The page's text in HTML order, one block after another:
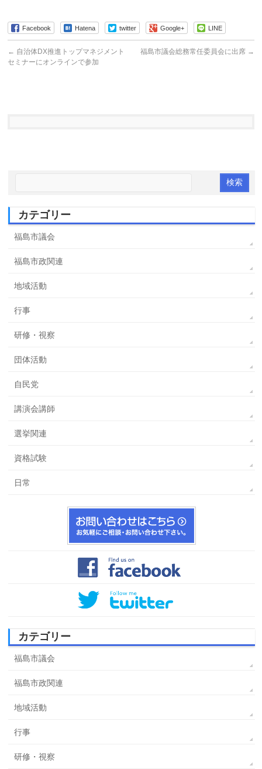
Facebook Hatena twitter Google+ LINE
← 自治体DX推進トップマネジメント
セミナーにオンラインで参加
福島市議会総務常任委員会に出席 →
カテゴリー
福島市議会
福島市政関連
地域活動
行事
研修・視察
団体活動
自民党
講演会講師
選挙関連
資格試験
日常
カテゴリー
福島市議会
福島市政関連
地域活動
行事
研修・視察